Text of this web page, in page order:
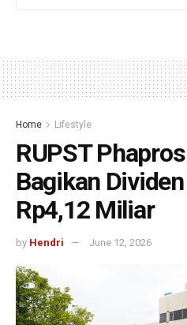
Home Lifestyle
RUPST
Bagikan
Rp4,12 Miliar
by Hendri June 12, 2026